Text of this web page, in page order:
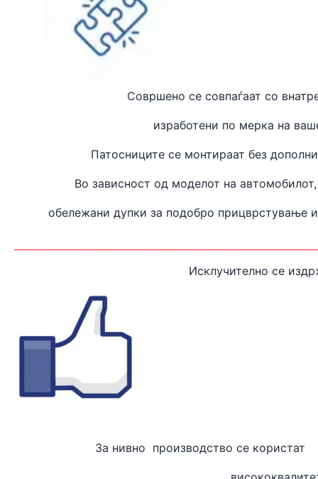
Совршено се совпаѓаат со
изработени по мерка на
Патосниците се монтираат без
Во зависност од моделот на
обележани дупки за подобро прицврстување
Исклучително се
За нивно